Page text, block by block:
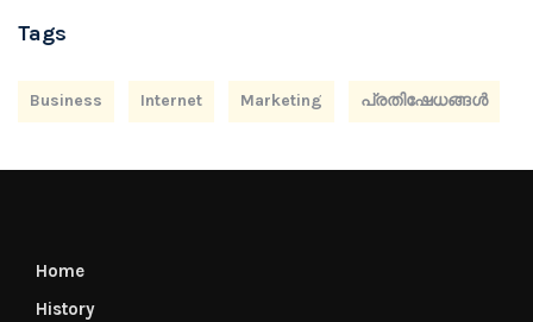
Tags
Business Internet Marketing പ്രതിഷേധങ്ങൾ
Home
History